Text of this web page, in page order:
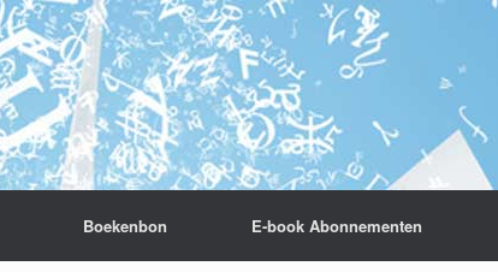
Boekenbon E-book Abonnementen